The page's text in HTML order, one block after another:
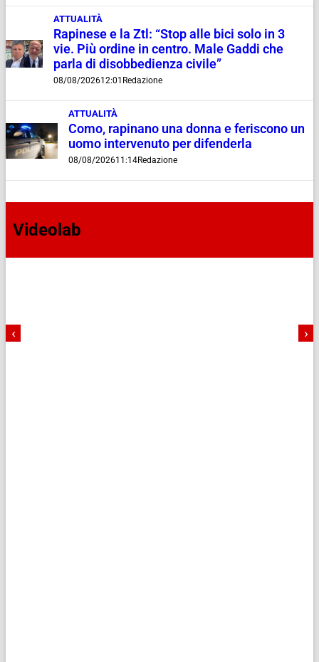
ATTUALITÀ
Rapinese e la Ztl: “Stop alle bici solo in 3
vie. Più ordine in centro. Male Gaddi che
parla di disobbedienza civile”
08/08/202612:01 Redazione
ATTUALITÀ
Como, rapinano una donna e feriscono un
uomo intervenuto per difenderla
08/08/202611:14Redazione
Videolab
‹ ›